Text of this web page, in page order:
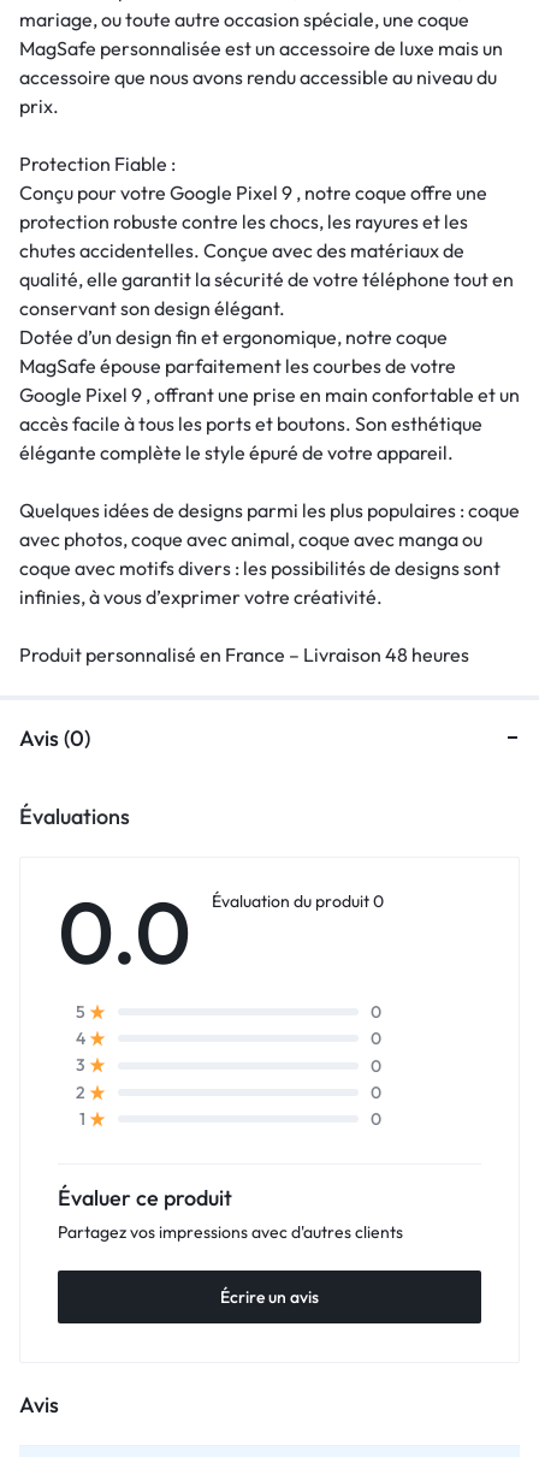
mariage, ou toute autre occasion spéciale, une coque
MagSafe personnalisée est un accessoire de luxe mais un
accessoire que nous avons rendu accessible au niveau du
prix.
Protection Fiable :
Conçu pour votre Google Pixel 9 , notre coque offre une
protection robuste contre les chocs, les rayures et les
chutes accidentelles. Conçue avec des matériaux de
qualité, elle garantit la sécurité de votre téléphone tout en
conservant son design élégant.
Dotée d’un design fin et ergonomique, notre coque
MagSafe épouse parfaitement les courbes de votre
Google Pixel 9 , offrant une prise en main confortable et un
accès facile à tous les ports et boutons. Son esthétique
élégante complète le style épuré de votre appareil.
Quelques idées de designs parmi les plus populaires : coque
avec photos, coque avec animal, coque avec manga ou
coque avec motifs divers : les possibilités de designs sont
infinies, à vous d’exprimer votre créativité.
Produit personnalisé en France – Livraison 48 heures
Avis (0)
Évaluations
0.0 Évaluation du produit 0
5
0
4
0
3
0
2
0
1
0
Évaluer ce produit
Partagez vos impressions avec d'autres clients
Écrire un avis
Avis